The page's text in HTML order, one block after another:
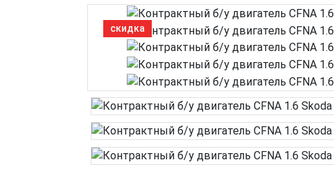
скидка